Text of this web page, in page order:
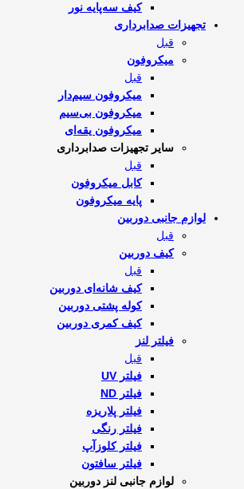
کیف سه‌پایه نور
تجهیزات صدابرداری
قبل
میکروفون
قبل
میکروفون سیم‌دار
میکروفون بی‌سیم
میکروفون یقه‌ای
سایر تجهیزات صدابرداری
قبل
کابل میکروفون
پایه میکروفون
لوازم جانبی دوربین
قبل
کیف دوربین
قبل
کیف شانه‌ای دوربین
کوله پشتی دوربین
کیف کمری دوربین
فیلتر لنز
قبل
فیلتر UV
فیلتر ND
فیلتر پلاریزه
فیلتر رنگی
فیلتر کلوزآپ
فیلتر سافتون
لوازم جانبی لنز دوربین